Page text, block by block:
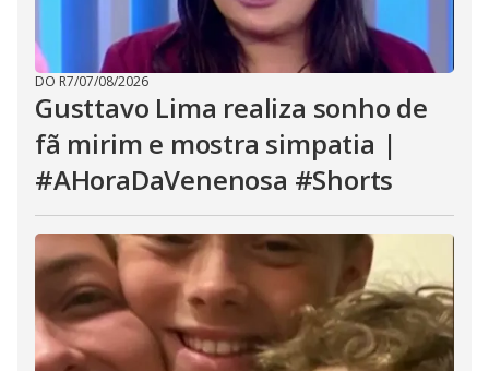
DO R7/07/08/2026
Gusttavo Lima realiza sonho de
fã mirim e mostra simpatia |
#AHoraDaVenenosa #Shorts